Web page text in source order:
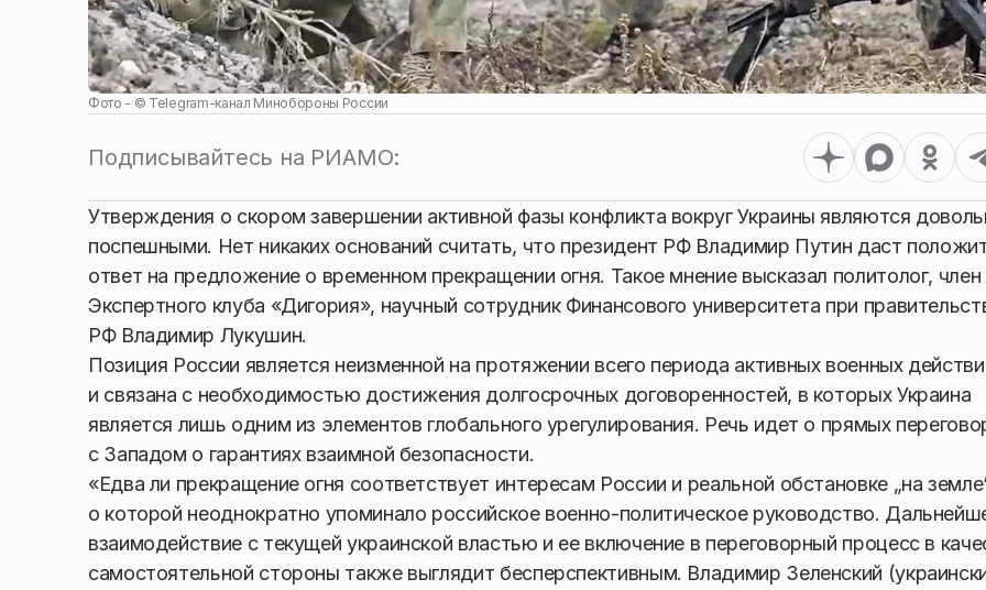
Фото - © Telegram-канал Минобороны России
Подписывайтесь на РИАМО:
Утверждения о скором завершении активной фазы конфликта вокруг Украины являются
поспешными. Нет никаких оснований считать, что президент РФ Владимир Путин даст
ответ на предложение о временном прекращении огня. Такое мнение высказал политолог, член
Экспертного клуба «Дигория», научный сотрудник Финансового университета при
РФ Владимир Лукушин.
Позиция России является неизменной на протяжении всего периода активных военных
и связана с необходимостью достижения долгосрочных договоренностей, в которых Украина
является лишь одним из элементов глобального урегулирования. Речь идет о прямых
с Западом о гарантиях взаимной безопасности.
«Едва ли прекращение огня соответствует интересам России и реальной обстановке „на
о которой неоднократно упоминало российское военно-политическое руководство.
взаимодействие с текущей украинской властью и ее включение в переговорный процесс в
самостоятельной стороны также выглядит бесперспективным. Владимир Зеленский